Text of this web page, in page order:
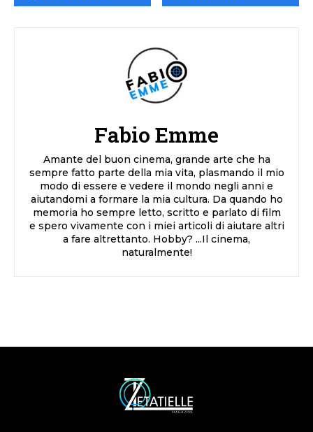
Fabio Emme
Amante del buon cinema, grande arte che ha
sempre fatto parte della mia vita, plasmando il mio
modo di essere e vedere il mondo negli anni e
aiutandomi a formare la mia cultura. Da quando ho
memoria ho sempre letto, scritto e parlato di film
e spero vivamente con i miei articoli di aiutare altri
a fare altrettanto. Hobby? ...Il cinema,
naturalmente!